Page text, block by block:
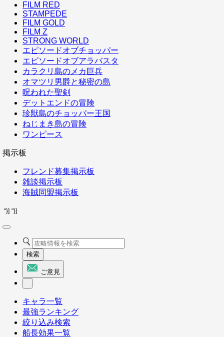
FILM RED
STAMPEDE
FILM GOLD
FILM Z
STRONG WORLD
エピソードオブチョッパー
エピソードオブアラバスタ
カラクリ島のメカ巨兵
オマツリ男爵と秘密の島
呪われた聖剣
デットエンドの冒険
珍獣島のチョッパー王国
ねじまき島の冒険
ワンピース
掲示板
フレンド募集掲示板
雑談掲示板
海賊同盟掲示板
"}] "}]
検索
ご意見
キャラ一覧
最強ランキング
絞り込み検索
船長効果一覧